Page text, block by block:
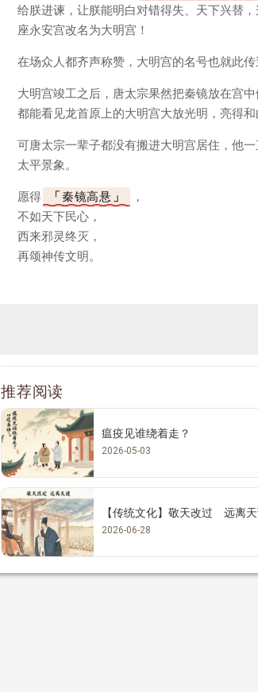
给朕进谏，让朕能明白对错得失、天下兴替
座永安宫改名为大明宫！
在场众人都齐声称赞，大明宫的名号也就此传
大明宫竣工之后，唐太宗果然把秦镜放在宫
都能看见龙首原上的大明宫大放光明，亮得和
可唐太宗一辈子都没有搬进大明宫居住，他
太平景象。
愿得 秦镜高悬
，
不如天下民心，
西来邪灵终灭，
再颂神传文明。
推荐阅读
瘟疫见谁绕着走？
2026-05-03
【传统文化】敬天改过 远离
2026-06-28